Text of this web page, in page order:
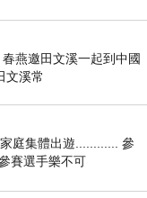
不想她〉（1963
燕邀田文溪一起到中國
文溪常
庭集體出遊............ 參
賽選手樂不可